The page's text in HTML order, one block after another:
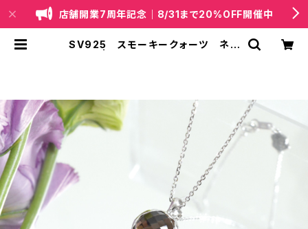
店舗開業7周年記念｜8/31まで20%OFF開催中
SV925 スモーキークォーツ ネッ